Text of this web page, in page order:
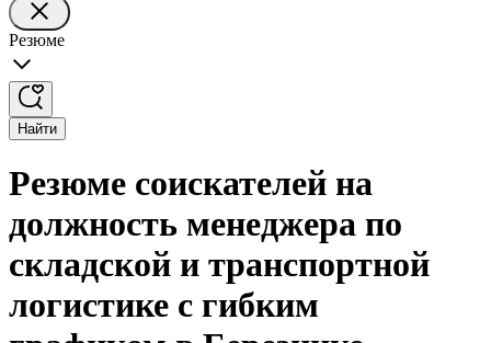
Резюме
Найти
Резюме соискателей на
должность менеджера по
складской и транспортной
логистике с гибким